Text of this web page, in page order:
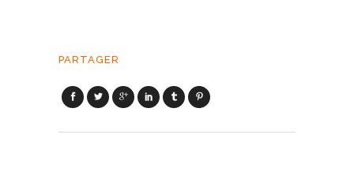
PARTAGER